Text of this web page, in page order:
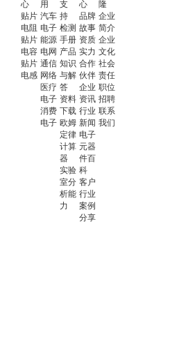
心
贴片
电阻
贴片
电容
贴片
电感
用
汽车
电子
能源
电网
通信
网络
医疗
电子
消费
电子
支
持
检测
手册
产品
知识
与解
答
资料
下载
欧姆
定律
计算
器
实验
室分
析能
力
心
品牌
故事
资质
实力
合作
伙伴
企业
资讯
行业
新闻
电子
元器
件百
科
客户
行业
案例
分享
隆
企业
简介
企业
文化
社会
责任
职位
招聘
联系
我们